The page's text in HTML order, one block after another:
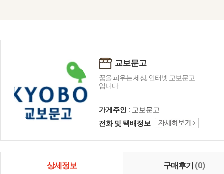
교보문고
꿈을 피우는 세상, 인터넷 교보문고
입니다.
가게주인 : 교보문고
전화 및 택배정보
상세정보 구매후기 (0)